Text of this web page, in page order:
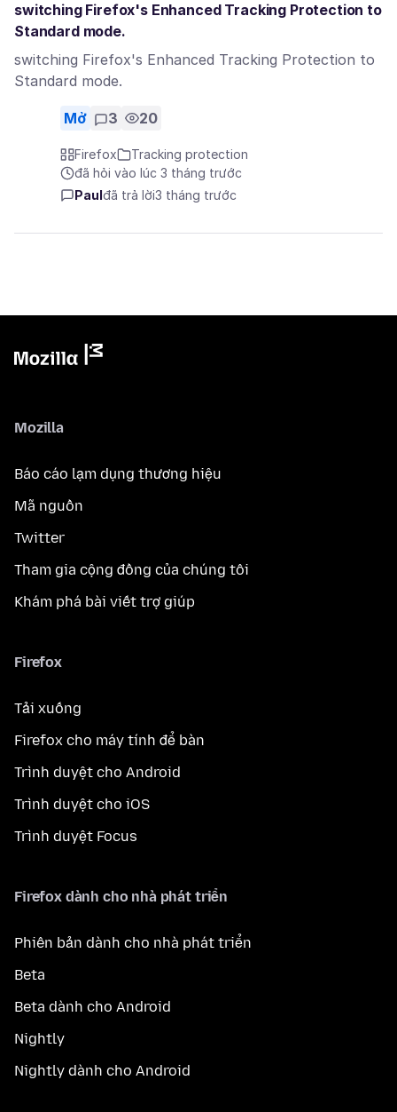
switching Firefox's Enhanced Tracking Protection to
Standard mode.
switching Firefox's Enhanced Tracking Protection to
Standard mode.
Mở 3 20
Firefox
Tracking protection
đã hỏi vào lúc 3 tháng trước
Paul đã trả lời3 tháng trước
Mozilla
Báo cáo lạm dụng thương hiệu
Mã nguồn
Twitter
Tham gia cộng đồng của chúng tôi
Khám phá bài viết trợ giúp
Firefox
Tải xuống
Firefox cho máy tính để bàn
Trình duyệt cho Android
Trình duyệt cho iOS
Trình duyệt Focus
Firefox dành cho nhà phát triển
Phiên bản dành cho nhà phát triển
Beta
Beta dành cho Android
Nightly
Nightly dành cho Android